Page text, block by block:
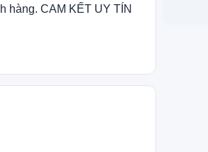
hàng. CAM KẾT UY TÍN